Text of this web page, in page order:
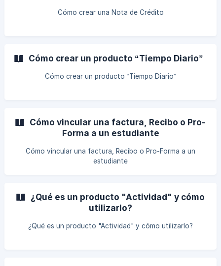
Cómo crear una Nota de Crédito
Cómo crear un producto “Tiempo Diario”
Cómo crear un producto “Tiempo Diario”
Cómo vincular una factura, Recibo o Pro-
Forma a un estudiante
Cómo vincular una factura, Recibo o Pro-Forma a un
estudiante
¿Qué es un producto "Actividad" y cómo
utilizarlo?
¿Qué es un producto "Actividad" y cómo utilizarlo?